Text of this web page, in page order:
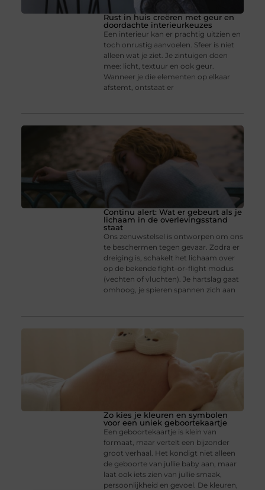
Rust in huis creëren met geur en
doordachte interieurkeuzes
Een interieur kan er prachtig uitzien en
toch onrustig aanvoelen. Sfeer is niet
alleen wat je ziet. Je zintuigen doen
mee: licht, textuur en ook geur.
Wanneer je die elementen op elkaar
afstemt, ontstaat er
Continu alert: Wat er gebeurt als je
lichaam in de overlevingsstand
staat
Ons zenuwstelsel is ontworpen om ons
te beschermen tegen gevaar. Zodra er
dreiging is, schakelt het lichaam over
op de bekende fight-or-flight modus
(vechten of vluchten). Je hartslag gaat
omhoog, je spieren spannen zich aan
Zo kies je kleuren en symbolen
voor een uniek geboortekaartje
Een geboortekaartje is klein van
formaat, maar vertelt een bijzonder
groot verhaal. Het kondigt niet alleen
de geboorte van jullie baby aan, maar
laat ook iets zien van jullie smaak,
persoonlijkheid en gevoel. De kleuren,